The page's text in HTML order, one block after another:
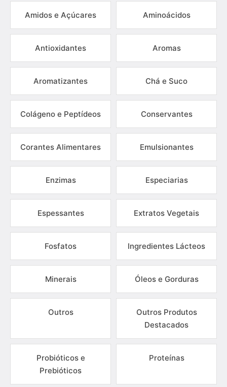
Amidos e Açúcares Aminoácidos
Antioxidantes Aromas
Aromatizantes Chá e Suco
Colágeno e Peptídeos Conservantes
Corantes Alimentares Emulsionantes
Enzimas Especiarias
Espessantes Extratos Vegetais
Fosfatos Ingredientes Lácteos
Minerais Óleos e Gorduras
Outros
Outros Produtos
Destacados
Probióticos e
Prebióticos
Proteínas